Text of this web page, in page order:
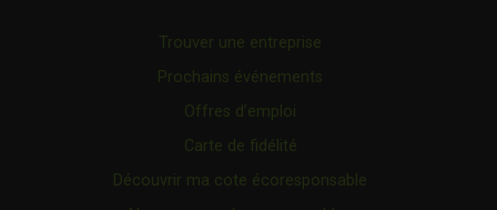
Trouver une entreprise
Prochains événements
Offres d’emploi
Carte de fidélité
Découvrir ma cote écoresponsable